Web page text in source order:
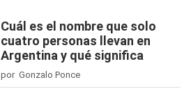
Cuál es el nombre que solo
cuatro personas llevan en
Argentina y qué significa
por Gonzalo Ponce